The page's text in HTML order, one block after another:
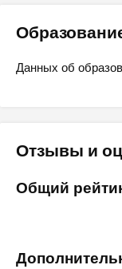
Данных об
Отзывы и
Общий